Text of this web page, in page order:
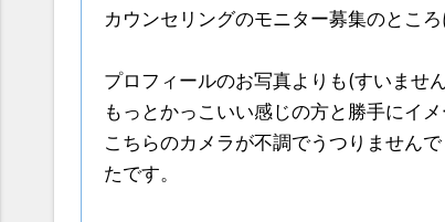
カウンセリングのモニター募集のとこ
プロフィールのお写真よりも(すいませ
もっとかっこいい感じの方と勝手にイメ
こちらのカメラが不調でうつりません
たです。